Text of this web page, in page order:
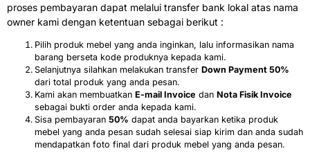
proses pembayaran dapat melalui transfer bank lokal atas nama
owner kami dengan ketentuan sebagai berikut :
Pilih produk mebel yang anda inginkan, lalu informasikan nama
barang berseta kode produknya kepada kami.
Selanjutnya silahkan melakukan transfer Down Payment 50%
dari total produk yang anda pesan.
Kami akan membuatkan E-mail Invoice dan Nota Fisik Invoice
sebagai bukti order anda kepada kami.
Sisa pembayaran 50% dapat anda bayarkan ketika produk
mebel yang anda pesan sudah selesai siap kirim dan anda sudah
mendapatkan foto final dari produk mebel yang anda pesan.